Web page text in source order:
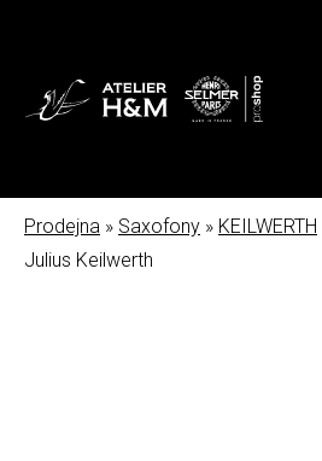
Prodejna » Saxofony » KEILWERTH
Julius Keilwerth